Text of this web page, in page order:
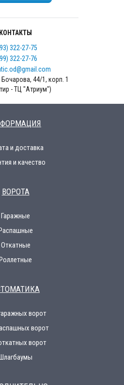
КОНТАКТЫ
322-27-75
322-27-76
Бочарова, 44/1, корп. 1
- ТЦ "Атриум")
и доставка
и качество
ВОРОТА
Гаражные
Откатные
ворот
ворот
ворот